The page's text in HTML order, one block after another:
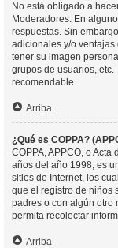
No está obligado a
Moderadores. En
respuestas. Sin
adicionales y/o
tener su imagen
grupos de usuarios, etc.
recomendable.
Arriba
¿Qué es COPPA?
COPPA, APPCO, o
años del año 1998, es
sitios de Internet, los
que el registro de niños
padres o con algún otro
permita recolectar
Arriba